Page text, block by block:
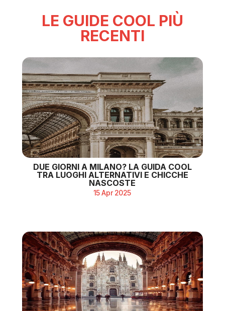
LE GUIDE COOL PIÙ
RECENTI
DUE GIORNI A MILANO? LA GUIDA COOL
TRA LUOGHI ALTERNATIVI E CHICCHE
NASCOSTE
15 Apr 2025